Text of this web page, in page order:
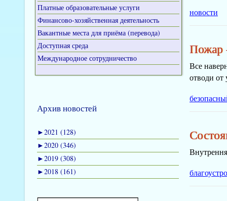
Платные образовательные услуги
Финансово-хозяйственная деятельность
Вакантные места для приёма (перевода)
Доступная среда
Международное сотрудничество
Архив новостей
►2021 (128)
►2020 (346)
►2019 (308)
►2018 (161)
новости
Пожар
Все
отводи от